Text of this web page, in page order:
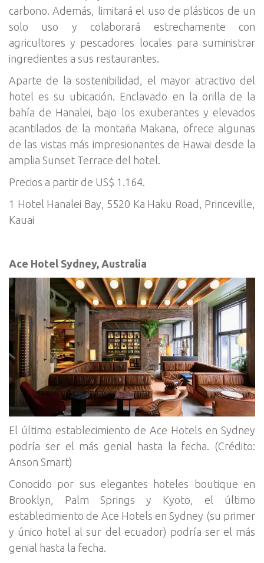
carbono. Además, limitará el uso de plásticos de un
solo uso y colaborará estrechamente con
agricultores y pescadores locales para suministrar
ingredientes a sus restaurantes.
Aparte de la sostenibilidad, el mayor atractivo del
hotel es su ubicación. Enclavado en la orilla de la
bahía de Hanalei, bajo los exuberantes y elevados
acantilados de la montaña Makana, ofrece algunas
de las vistas más impresionantes de Hawai desde la
amplia Sunset Terrace del hotel.
Precios a partir de US$ 1.164.
1 Hotel Hanalei Bay, 5520 Ka Haku Road, Princeville,
Kauai
Ace Hotel Sydney, Australia
El último establecimiento de Ace Hotels en Sydney
podría ser el más genial hasta la fecha. (Crédito:
Anson Smart)
Conocido por sus elegantes hoteles boutique en
Brooklyn, Palm Springs y Kyoto, el último
establecimiento de Ace Hotels en Sydney (su primer
y único hotel al sur del ecuador) podría ser el más
genial hasta la fecha.